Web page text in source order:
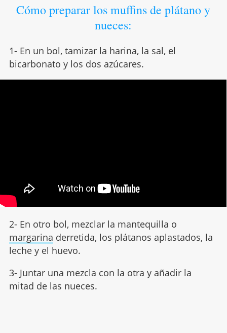
Cómo preparar los muffins de plátano y
nueces:
1- En un bol, tamizar la harina, la sal, el
bicarbonato y los dos azúcares.
2- En otro bol, mezclar la mantequilla o
margarina derretida, los plátanos aplastados, la
leche y el huevo.
3- Juntar una mezcla con la otra y añadir la
mitad de las nueces.